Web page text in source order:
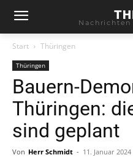
Nachrichten
Start Thüringen
Thüringen
Bauern-
Thüringen:
sind geplant
Von Herr Schmidt - 11. Januar 2024